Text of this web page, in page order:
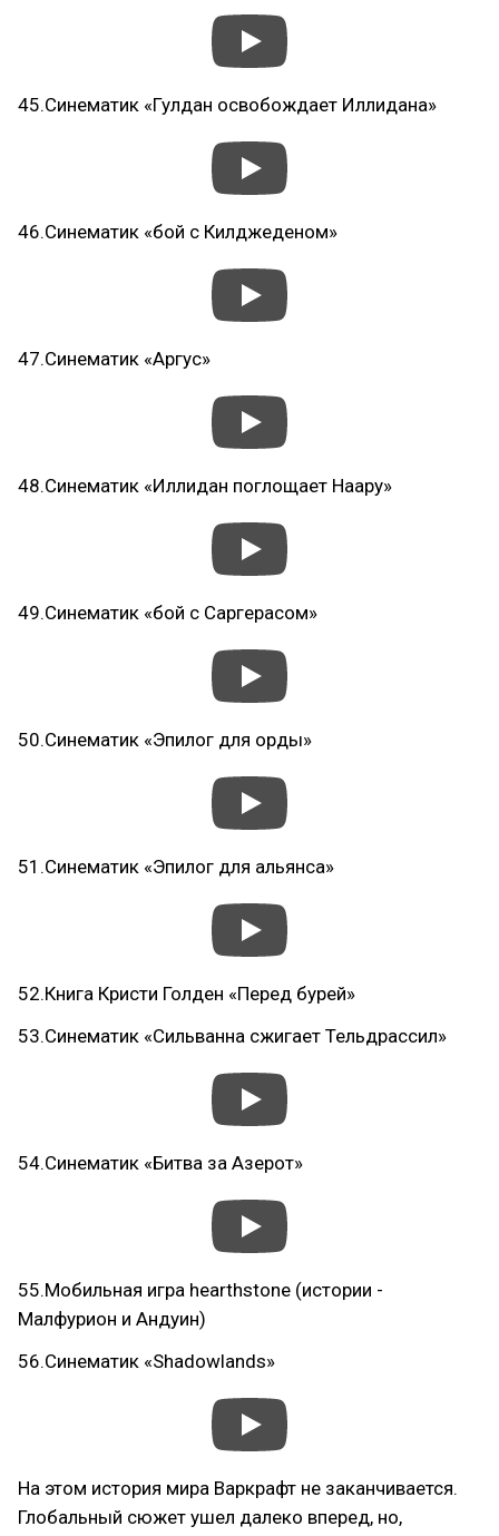
45.Синематик «Гулдан освобождает Иллидана»
46.Синематик «бой с Килджеденом»
47.Синематик «Аргус»
48.Синематик «Иллидан поглощает Наару»
49.Синематик «бой с Саргерасом»
50.Синематик «Эпилог для орды»
51.Синематик «Эпилог для альянса»
52.Книга Кристи Голден «Перед бурей»
53.Синематик «Сильванна сжигает Тельдрассил»
54.Синематик «Битва за Азерот»
55.Мобильная игра hearthstone (истории -
Малфурион и Андуин)
56.Синематик «Shadowlands»
На этом история мира Варкрафт не заканчивается.
Глобальный сюжет ушел далеко вперед, но,